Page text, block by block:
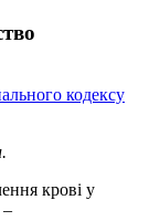
кодексу
крові у
–